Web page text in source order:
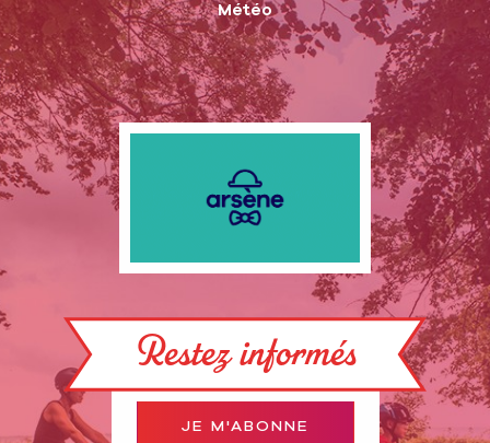
Météo
Restez informés
JE M'ABONNE